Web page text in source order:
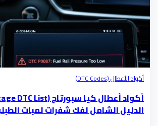
أكواد الأعطال (DTC Codes)
الدليل الشامل لفك شفرات لمبات